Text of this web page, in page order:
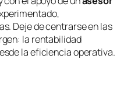
Deje de centrarse en las
la rentabilidad
la eficiencia operativa.